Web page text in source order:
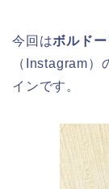
今回はボルド
（Instagram）
インです。